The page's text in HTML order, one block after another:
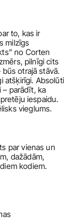
to, kas ir
milzīgs
no Corten
pilnīgi cits
otrajā stāvā.
atšķirīgi. Absolūti
– parādīt, ka
iespaidu.
vieglums.
par vienas un
dažādām,
kodiem.